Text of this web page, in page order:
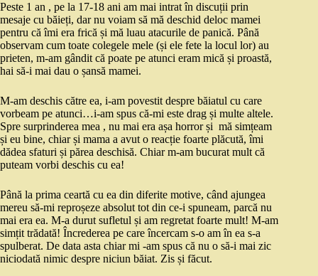
Peste 1 an , pe la 17-18 ani am mai intrat în discuții prin
mesaje cu băieți, dar nu voiam să mă deschid deloc mamei
pentru că îmi era frică și mă luau atacurile de panică. Până
observam cum toate colegele mele (și ele fete la locul lor) au
prieten, m-am gândit că poate pe atunci eram mică și proastă,
hai să-i mai dau o șansă mamei.
M-am deschis către ea, i-am povestit despre băiatul cu care
vorbeam pe atunci…i-am spus că-mi este drag și multe altele.
Spre surprinderea mea , nu mai era așa horror și mă simțeam
și eu bine, chiar și mama a avut o reacție foarte plăcută, îmi
dădea sfaturi și părea deschisă. Chiar m-am bucurat mult că
puteam vorbi deschis cu ea!
Până la prima ceartă cu ea din diferite motive, când ajungea
mereu să-mi reproșeze absolut tot din ce-i spuneam, parcă nu
mai era ea. M-a durut sufletul și am regretat foarte mult! M-am
simțit trădată! Încrederea pe care încercam s-o am în ea s-a
spulberat. De data asta chiar mi -am spus că nu o să-i mai zic
niciodată nimic despre niciun băiat. Zis și făcut.